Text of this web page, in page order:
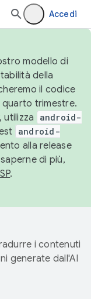
Accedi
modello di
della
il codice
quarto trimestre.
utilizza
android-
android-
alla release
di più,
.
i contenuti
generate dall'AI